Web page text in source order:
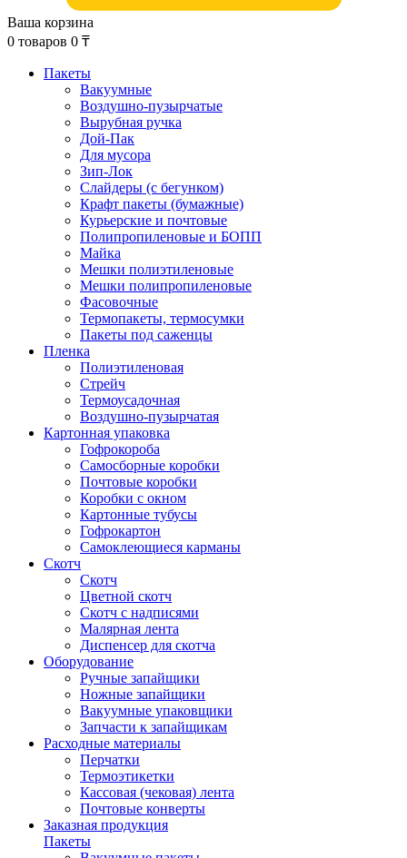
Ваша корзина
0 товаров 0 ₸
Пакеты
Вакуумные
Воздушно-пузырчатые
Вырубная ручка
Дой-Пак
Для мусора
Зип-Лок
Слайдеры (с бегунком)
Крафт пакеты (бумажные)
Курьерские и почтовые
Полипропиленовые и БОПП
Майка
Мешки полиэтиленовые
Мешки полипропиленовые
Фасовочные
Термопакеты, термосумки
Пакеты под саженцы
Пленка
Полиэтиленовая
Стрейч
Термоусадочная
Воздушно-пузырчатая
Картонная упаковка
Гофрокороба
Самосборные коробки
Почтовые коробки
Коробки с окном
Картонные тубусы
Гофрокартон
Самоклеющиеся карманы
Скотч
Скотч
Цветной скотч
Скотч с надписями
Малярная лента
Диспенсер для скотча
Оборудование
Ручные запайщики
Ножные запайщики
Вакуумные упаковщики
Запчасти к запайщикам
Расходные материалы
Перчатки
Термоэтикетки
Кассовая (чековая) лента
Почтовые конверты
Заказная продукция
Пакеты